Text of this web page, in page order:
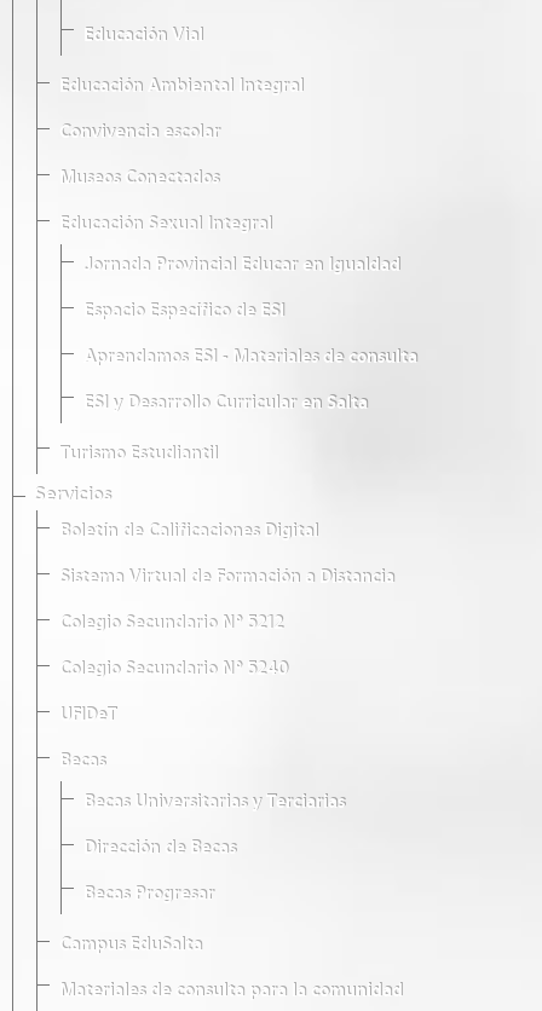
Educación Vial
Educación Ambiental Integral
Convivencia escolar
Museos Conectados
Educación Sexual Integral
Jornada Provincial Educar en Igualdad
Espacio Específico de ESI
Aprendamos ESI - Materiales de consulta
ESI y Desarrollo Curricular en Salta
Turismo Estudiantil
Servicios
Boletín de Calificaciones Digital
Sistema Virtual de Formación a Distancia
Colegio Secundario Nº 5212
Colegio Secundario Nº 5240
UFIDeT
Becas
Becas Universitarias y Terciarias
Dirección de Becas
Becas Progresar
Campus EduSalta
Materiales de consulta para la comunidad